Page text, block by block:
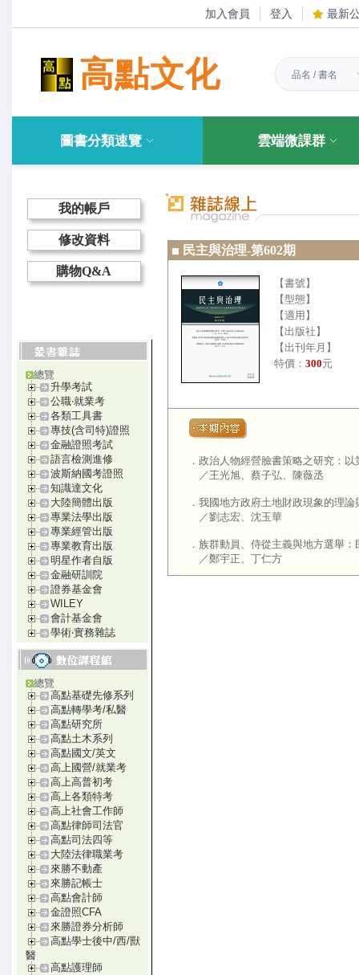
加入會員 登入 最新
高點文化
圖書分類速覽 雲端微課群
我的帳戶
修改資料
購物Q&A
總覽
升學考試
公職‧就業考
各類工具書
專技(含司特)證照
金融證照考試
語言檢測進修
波斯納國考證照
知識達文化
大陸簡體出版
專業法學出版
專業經管出版
專業教育出版
明星作者自版
金融研訓院
證券基金會
WILEY
會計基金會
學術‧實務雜誌
總覽
高點基礎先修系列
高點轉學考/私醫
高點研究所
高點土木系列
高點國文/英文
高上國營/就業考
高上高普初考
高上各類特考
高上社會工作師
高點律師司法官
高點司法四等
大陸法律職業考
來勝不動產
來勝記帳士
高點會計師
金證照CFA
來勝證券分析師
高點學士後中/西/獸
醫
高點護理師
民主與治理-第602期
【書號】
【型態】
【適用】
【出版社】
【出刊年月】
特價： 300元
． 政治人物經營臉書策略之研究：
／王光旭、蔡子弘、陳薇丞
． 我國地方政府土地財政現象的理
／劉志宏、沈玉華
． 族群動員、侍從主義與地方選舉
／鄭宇正、丁仁方